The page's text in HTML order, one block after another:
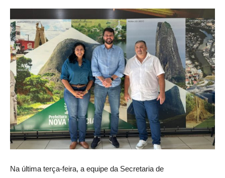
Na última terça-feira, a equipe da Secretaria de